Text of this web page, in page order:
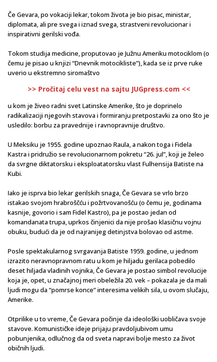
Če Gevara, po vokaciji lekar, tokom života je bio pisac, ministar,
diplomata, ali pre svega i iznad svega, strastveni revolucionar i
inspirativni gerilski vođa.
Tokom studija medicine, proputovao je Južnu Ameriku motociklom (o
čemu je pisao u knjizi “Dnevnik motocikliste”), kada se iz prve ruke
uverio u ekstremno siromaštvo
>> Pročitaj celu vest na sajtu JUGpress.com <<
u kom je živeo radni svet Latinske Amerike, što je doprinelo
radikalizaciji njegovih stavova i formiranju pretpostavki za ono što je
usledilo: borbu za pravednije i ravnopravnije društvo.
U Meksiku je 1955. godine upoznao Raula, a nakon toga i Fidela
Kastra i pridružio se revolucionarnom pokretu “26. jul”, koji je želeo
da svrgne diktatorsku i eksploatatorsku vlast Fulhensija Batiste na
Kubi.
Iako je isprva bio lekar gerilskih snaga, Če Gevara se vrlo brzo
istakao svojom hrabroščću i požrtvovanošću (o čemu je, godinama
kasnije, govorio i sam Fidel Kastro), pa je postao jedan od
komandanata trupa, uprkos činjenici da nije prošao klasičnu vojnu
obuku, budući da je od najranijeg detinjstva bolovao od astme.
Posle spektakularnog svrgavanja Batiste 1959. godine, u jednom
izrazito neravnopravnom ratu u kom je hiljadu gerilaca pobedilo
deset hiljada vladinih vojnika, Če Gevara je postao simbol revolucije
koja je, opet, u značajnoj meri obeležila 20. vek – pokazala je da mali
ljudi mogu da “pomrse konce” interesima velikih sila, u ovom slučaju,
Amerike.
Otprilike u to vreme, Če Gevara počinje da ideološki uobličava svoje
stavove. Komunističke ideje prijaju pravdoljubivom umu
pobunjenika, odlučnog da od sveta napravi bolje mesto za život
običnih ljudi.